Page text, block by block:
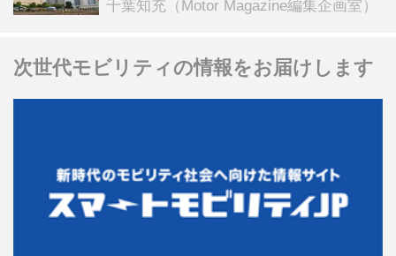
千葉知充（Motor Magazine編集企画室）
次世代モビリティの情報をお届けします